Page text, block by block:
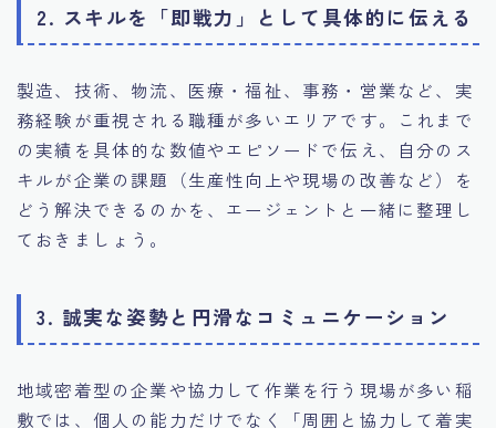
2. スキルを「即戦力」として具体的に伝える
製造、技術、物流、医療・福祉、事務・営業など、実
務経験が重視される職種が多いエリアです。これまで
の実績を具体的な数値やエピソードで伝え、自分のス
キルが企業の課題（生産性向上や現場の改善など）を
どう解決できるのかを、エージェントと一緒に整理し
ておきましょう。
3. 誠実な姿勢と円滑なコミュニケーション
地域密着型の企業や協力して作業を行う現場が多い稲
敷では、個人の能力だけでなく「周囲と協力して着実